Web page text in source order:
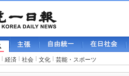
経済 社会 文化 芸能・スポーツ